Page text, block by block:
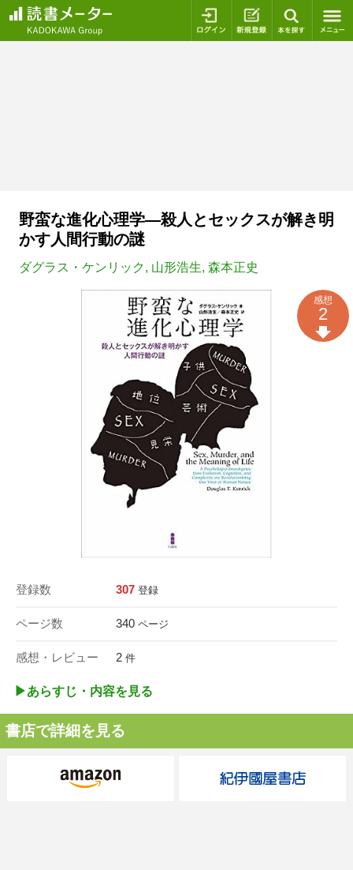
ログイン 新規登録
野蛮な進化心理学―殺人とセックスが解き明
かす人間行動の謎
ダグラス・ケンリック, 山形浩生, 森本正史
登録数 307 登録
ページ数 340 ページ
感想・レビュー 2 件
感想
2
▶︎あらすじ・内容を見る
書店で詳細を見る